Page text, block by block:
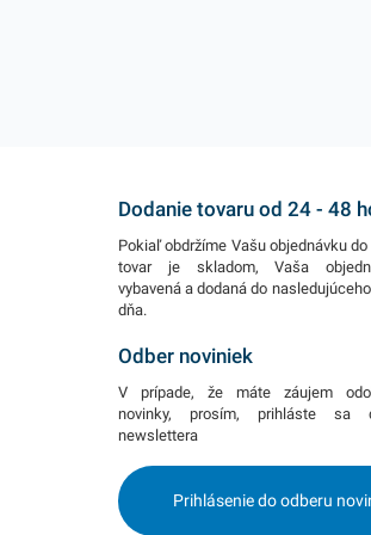
hliníková misa
a pevná, v rozmeroch
19,4 x 14,2 x 5,5 cm .
kusov hliníkových táciek.
V našej ponuke nájdete
ďalšie podobné
produkty, ktoré vás
Dodanie tovaru od 24 - 48
Pokiaľ obdržíme Vašu objednávku do
tovar je skladom, Vaša
vybavená a dodaná do
dňa.
Odber noviniek
V prípade, že máte záujem
novinky, prosím, prihláste sa
newslettera
Prihlásenie do odberu